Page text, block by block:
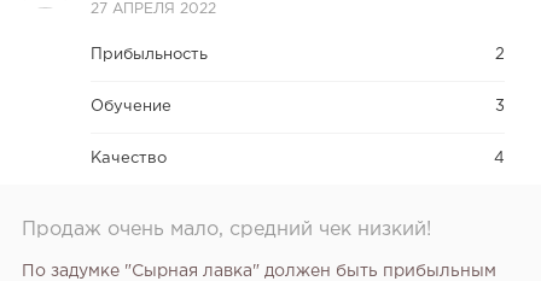
27 АПРЕЛЯ 2022
Прибыльность 2
Обучение 3
Качество 4
Продаж очень мало, средний чек низкий!
По задумке "Сырная лавка" должен быть прибыльным